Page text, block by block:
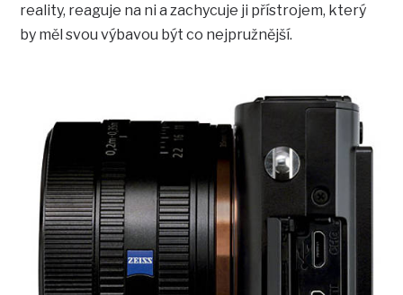
reality, reaguje na ni a zachycuje ji přístrojem, který
by měl svou výbavou být co nejpružnější.